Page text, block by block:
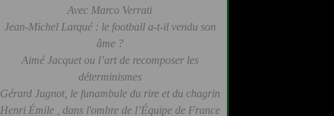
Avec Marco Verrati
Jean-Michel Larqué : le football a-t-il vendu son
âme ?
Aimé Jacquet ou l’art de recomposer les
déterminismes
Gérard Jugnot, le funambule du rire et du chagrin
Henri Émile , dans l'ombre de l’Équipe de France